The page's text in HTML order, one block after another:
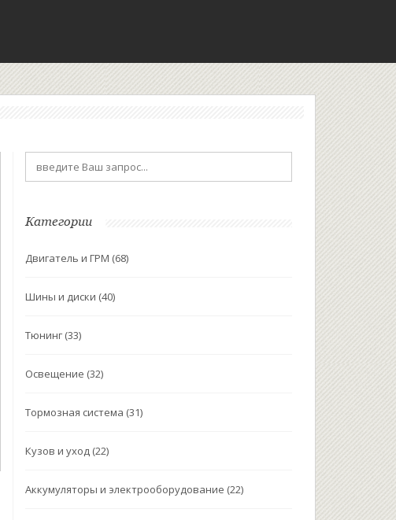
Категории
Двигатель и ГРМ (68)
Шины и диски (40)
Тюнинг (33)
Освещение (32)
Тормозная система (31)
Кузов и уход (22)
Аккумуляторы и электрооборудование (22)